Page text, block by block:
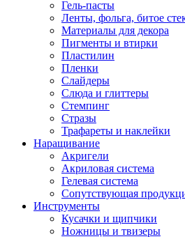
Гель-пасты
Ленты, фольга, битое
Материалы для декора
Пигменты и втирки
Пластилин
Пленки
Слайдеры
Слюда и глиттеры
Стемпинг
Стразы
Трафареты и наклейки
Наращивание
Акригели
Акриловая система
Гелевая система
Сопутствующая
Инструменты
Кусачки и щипчики
Ножницы и твизеры